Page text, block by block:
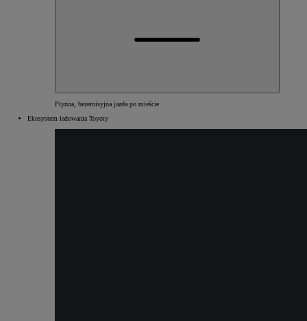
Płynna, bezemisyjna jazda po mieście
Ekosystem ładowania Toyoty